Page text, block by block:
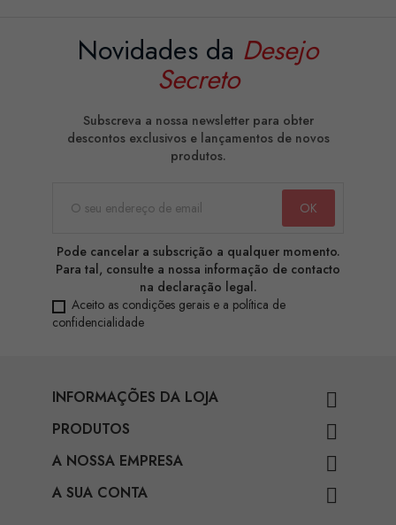
Novidades da Desejo
Secreto
Subscreva a nossa newsletter para obter
descontos exclusivos e lançamentos de novos
produtos.
Pode cancelar a subscrição a qualquer momento.
Para tal, consulte a nossa informação de contacto
na declaração legal.
Aceito as condições gerais e a política de
confidencialidade
INFORMAÇÕES DA LOJA 
PRODUTOS 
A NOSSA EMPRESA 
A SUA CONTA 